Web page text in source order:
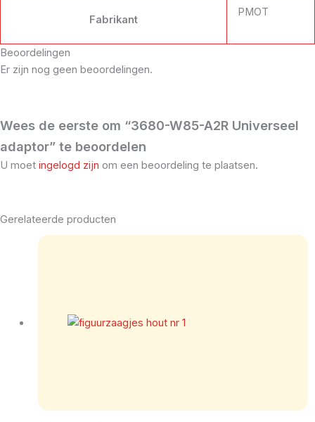
Fabrikant
PMOT
Beoordelingen
Er zijn nog geen beoordelingen.
Wees de eerste om “3680-W85-A2R Universeel
adaptor” te beoordelen
U moet ingelogd zijn om een beoordeling te plaatsen.
Gerelateerde producten